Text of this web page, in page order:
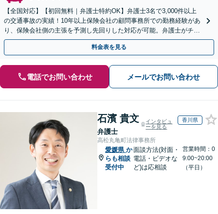
【全国対応】【初回無料｜弁護士特約OK】弁護士3名で3,000件以上
の交通事故の実績！10年以上保険会社の顧問事務所での勤務経験があ
り、保険会社側の主張を予測し先回りした対応が可能。弁護士がチー
ムとなり示談交渉、休業損害、後遺障害等に対応。
料金表を見る
電話でお問い合わせ メールでお問い合わせ
石濱 貴文
弁護士
インタビュ
ーを見る
香川県
高松丸亀町法律事務所
愛媛県 か
らも相談
受付中
面談方法(対面・
電話・ビデオな
ど)は応相談
営業時間：0
9:00~20:00
（平日）